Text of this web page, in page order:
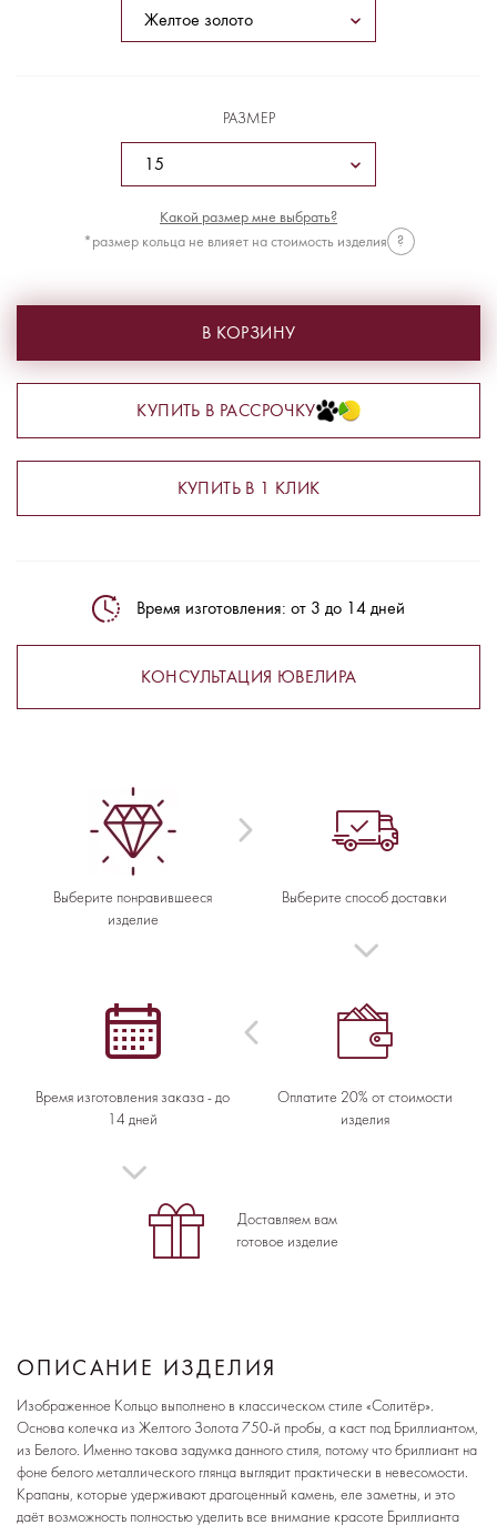
РАЗМЕР
Какой размер мне выбрать?
*размер кольца не влияет на стоимость изделия
?
В КОРЗИНУ
КУПИТЬ В РАССРОЧКУ
КУПИТЬ В 1 КЛИК
Время изготовления: от 3 до 14 дней
КОНСУЛЬТАЦИЯ ЮВЕЛИРА
Выберите понравившееся
изделие
Выберите способ доставки
Оплатите 20% от стоимости
изделия
Время изготовления заказа - до
14 дней
Доставляем вам
готовое изделие
ОПИСАНИЕ ИЗДЕЛИЯ
Изображенное Кольцо выполнено в классическом стиле «Солитёр».
Основа колечка из Желтого Золота 750-й пробы, а каст под Бриллиантом,
из Белого. Именно такова задумка данного стиля, потому что бриллиант на
фоне белого металлического глянца выглядит практически в невесомости.
Крапаны, которые удерживают драгоценный камень, еле заметны, и это
даёт возможность полностью уделить все внимание красоте Бриллианта